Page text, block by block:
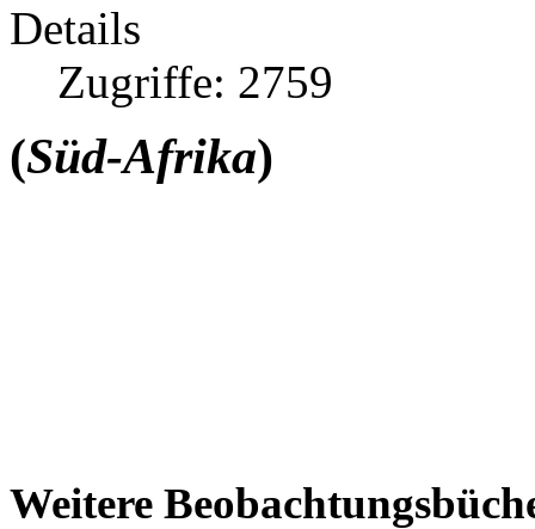
Details
Zugriffe: 2759
(Süd-Afrika)
Weitere